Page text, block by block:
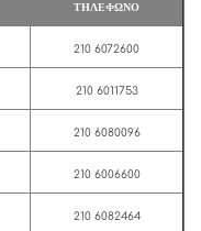
ΤΗΛΕΦΩΝΟ
210 6072600
210 6011753
210 6080096
210 6006600
210 6082464